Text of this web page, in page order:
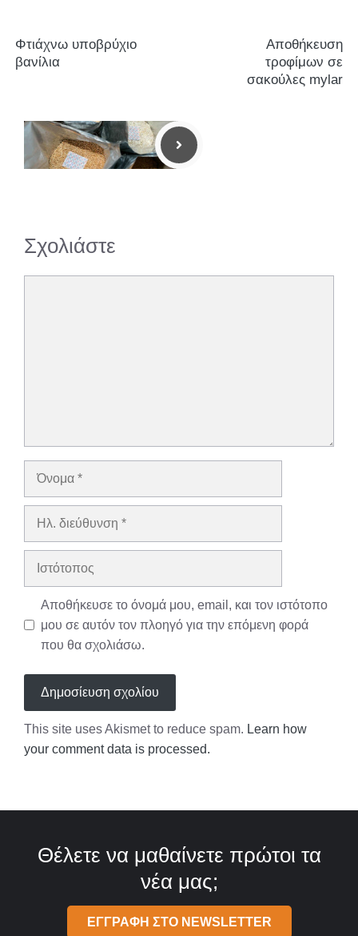
Φτιάχνω υποβρύχιο
βανίλια
Αποθήκευση
τροφίμων σε
σακούλες mylar
Σχολιάστε
Όνομα
Ηλ.
Ιστότοπος
Αποθήκευσε το όνομά μου, email, και τον ιστότοπο
μου σε αυτόν τον πλοηγό για την επόμενη φορά
που θα σχολιάσω.
This site uses Akismet to reduce spam. Learn how
your comment data is processed.
Θέλετε να μαθαίνετε πρώτοι τα
νέα μας;
ΕΓΓΡΑΦΗ ΣΤΟ NEWSLETTER